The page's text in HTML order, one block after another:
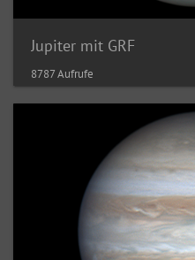
Jupiter mit GRF
8787 Aufrufe